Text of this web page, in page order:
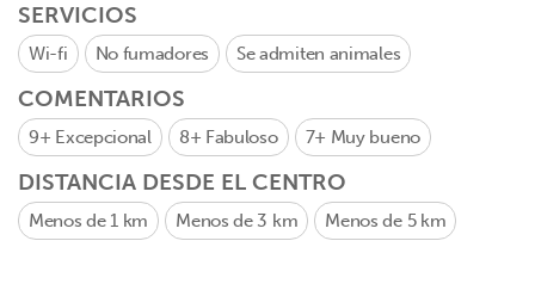
SERVICIOS
Wi-fi No fumadores Se admiten animales
COMENTARIOS
9+ Excepcional 8+ Fabuloso 7+ Muy bueno
DISTANCIA DESDE EL CENTRO
Menos de 1 km Menos de 3 km Menos de 5 km